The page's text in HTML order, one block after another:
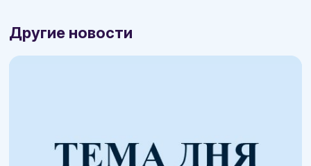
Другие новости